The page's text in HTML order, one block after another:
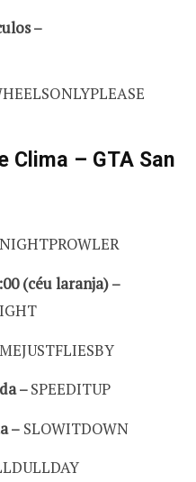
–
Clima – GTA San
NIGHTPROWLER
(céu laranja) –
–SPEEDITUP
– SLOWITDOWN